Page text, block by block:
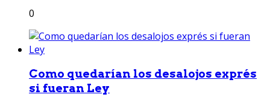
0
Como quedarían los desalojos exprés
si fueran Ley